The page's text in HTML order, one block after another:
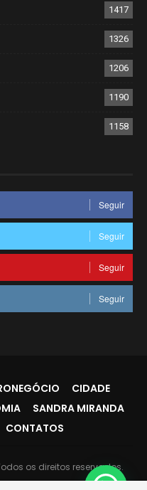
1417
1326
1206
1190
1158
Seguir
Seguir
Seguir
Seguir
CIDADE
SANDRA MIRANDA
CONTATOS
os direitos reservados.